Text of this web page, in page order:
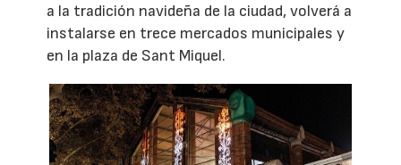
a la tradición navideña de la ciudad, volverá a
instalarse en trece mercados municipales y
en la plaza de Sant Miquel.